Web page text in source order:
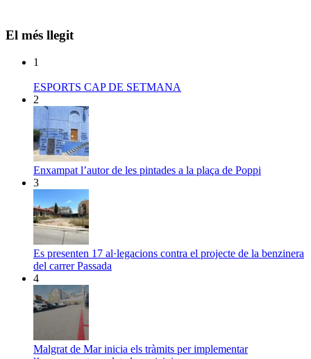
El més llegit
1
ESPORTS CAP DE SETMANA
2
Enxampat l’autor de les pintades a la plaça de Poppi
3
Es presenten 17 al·legacions contra el projecte de la benzinera
del carrer Passada
4
Malgrat de Mar inicia els tràmits per implementar